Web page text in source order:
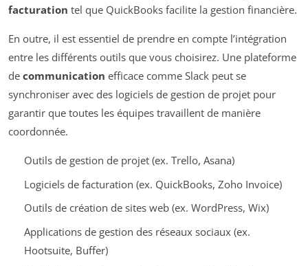
facturation tel que QuickBooks facilite la gestion financière.
En outre, il est essentiel de prendre en compte l’intégration
entre les différents outils que vous choisirez. Une plateforme
de communication efficace comme Slack peut se
synchroniser avec des logiciels de gestion de projet pour
garantir que toutes les équipes travaillent de manière
coordonnée.
Outils de gestion de projet (ex. Trello, Asana)
Logiciels de facturation (ex. QuickBooks, Zoho Invoice)
Outils de création de sites web (ex. WordPress, Wix)
Applications de gestion des réseaux sociaux (ex.
Hootsuite, Buffer)